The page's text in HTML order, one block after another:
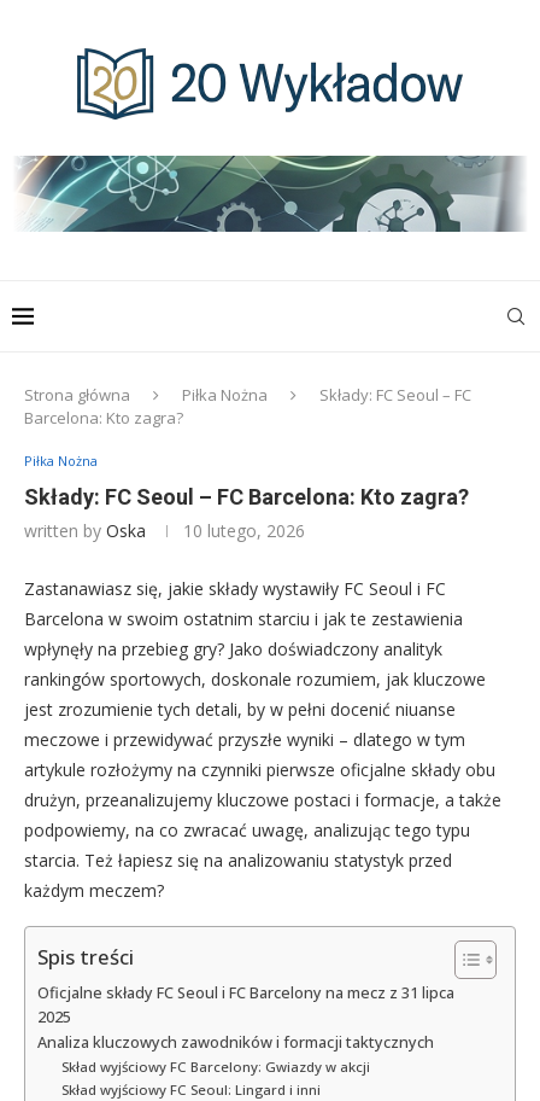
Strona główna Piłka Nożna
Składy: FC Seoul – FC
Barcelona: Kto zagra?
Piłka Nożna
Składy: FC Seoul – FC Barcelona: Kto zagra?
written by Oska 10 lutego, 2026
Zastanawiasz się, jakie składy wystawiły FC Seoul i FC
Barcelona w swoim ostatnim starciu i jak te zestawienia
wpłynęły na przebieg gry? Jako doświadczony analityk
rankingów sportowych, doskonale rozumiem, jak kluczowe
jest zrozumienie tych detali, by w pełni docenić niuanse
meczowe i przewidywać przyszłe wyniki – dlatego w tym
artykule rozłożymy na czynniki pierwsze oficjalne składy obu
drużyn, przeanalizujemy kluczowe postaci i formacje, a także
podpowiemy, na co zwracać uwagę, analizując tego typu
starcia. Też łapiesz się na analizowaniu statystyk przed
każdym meczem?
Spis treści
Oficjalne składy FC Seoul i FC Barcelony na mecz z 31 lipca
2025
Analiza kluczowych zawodników i formacji taktycznych
Skład wyjściowy FC Barcelony: Gwiazdy w akcji
Skład wyjściowy FC Seoul: Lingard i inni